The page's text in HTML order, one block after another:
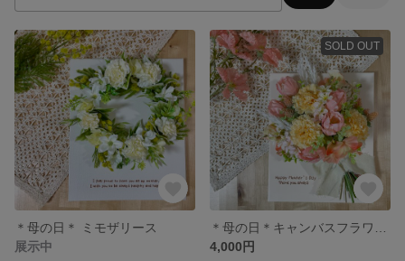
＊母の日＊ ミモザリース
展示中
SOLD OUT
4,000円